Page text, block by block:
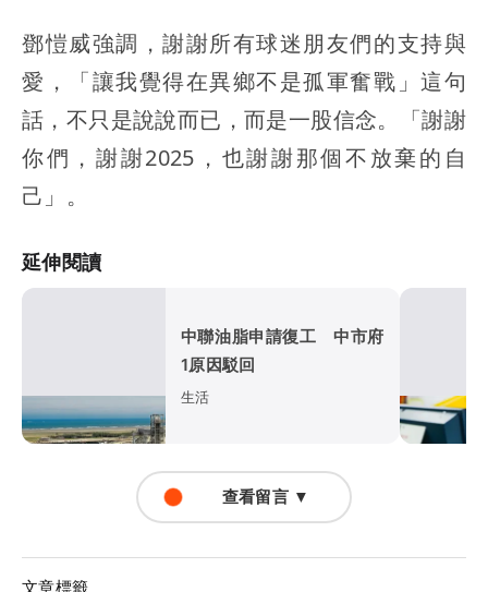
鄧愷威強調，謝謝所有球迷朋友們的支持與
愛，「讓我覺得在異鄉不是孤軍奮戰」這句
話，不只是說說而已，而是一股信念。「謝謝
你們，謝謝2025，也謝謝那個不放棄的自
己」。
延伸閱讀
中聯油脂申請復工 中市府
1原因駁回
生活
查看留言 ▼
文章標籤